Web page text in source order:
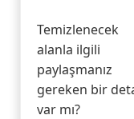
Temizlenecek
alanla ilgili
paylaşmanız
gereken bir
var mı?